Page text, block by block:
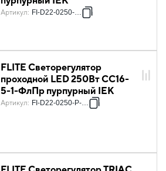
Артикул: FI-D22-0250-K99
FLITE Светорегулятор
проходной LED 250Вт СС16-
5-1-ФлПр пурпурный IEK
Артикул: FI-D22-0250-P-K99